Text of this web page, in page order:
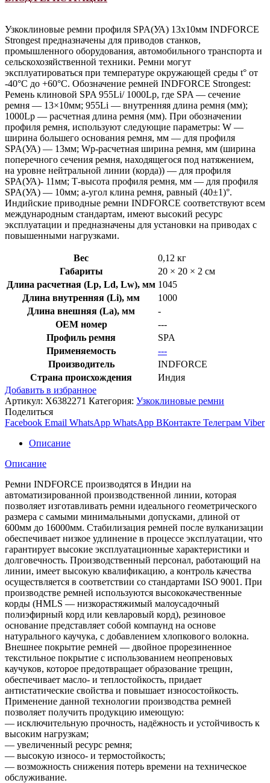
Узкоклиновые ремни профиля SPA(УА) 13х10мм INDFORCE
Strongest предназначены для приводов станков,
промышленного оборудования, автомобильного транспорта и
сельскохозяйственной техники. Ремни могут
эксплуатироваться при температуре окружающей среды t° от
-40°С до +60°С. Обозначение ремней INDFORCE Strongest:
Ремень клиновой SPA 955Li/ 1000Lp, где SPA — сечение
ремня — 13×10мм; 955Li — внутренняя длина ремня (мм);
1000Lp — расчетная длина ремня (мм). При обозначении
профиля ремня, используют следующие параметры: W —
ширина большего основания ремня, мм — для профиля
SPA(УА) — 13мм; Wp-расчетная ширина ремня, мм (ширина
поперечного сечения ремня, находящегося под натяжением,
на уровне нейтральной линии (корда)) — для профиля
SPA(УА)- 11мм; Т-высота профиля ремня, мм — для профиля
SPA(УА) — 10мм; a-угол клина ремня, равный (40±1)°.
Индийские приводные ремни INDFORCE соответствуют всем
международным стандартам, имеют высокий ресурс
эксплуатации и предназначены для установки на приводах с
повышенными нагрузками.
Вес
0,12 кг
Габариты
20 × 20 × 2 см
Длина расчетная (Lp, Ld, Lw), мм 1045
Длина внутренняя (Li), мм
1000
Длина внешняя (La), мм
-
OEM номер
---
Профиль ремня
SPA
Применяемость
---
Производитель
INDFORCE
Страна происхождения
Индия
Добавить в избранное
Артикул: X6382271 Категория: Узкоклиновые ремни
Поделиться
Facebook Email WhatsApp WhatsApp ВКонтакте Телеграм Viber
Описание
Описание
Ремни INDFORCE производятся в Индии на
автоматизированной производственной линии, которая
позволяет изготавливать ремни идеального геометрического
размера с самыми минимальными допусками, длиной от
600мм до 16000мм. Стабилизация ремней после вулканизации
обеспечивает низкое удлинение в процессе эксплуатации, что
гарантирует высокие эксплуатационные характеристики и
долговечность. Производственный персонал, работающий на
линии, имеет высокую квалификацию, а контроль качества
осуществляется в соответствии со стандартами ISO 9001. При
производстве ремней используются высококачественные
корды (HMLS — низкорастяжимый малоусадочный
полиэфирный корд или кевларовый корд), резиновое
основание представляет собой компаунд на основе
натурального каучука, с добавлением хлопкового волокна.
Внешнее покрытие ремней — двойное прорезиненное
текстильное покрытие с использованием неопреновых
каучуков, которое предотвращает образование трещин,
обеспечивает масло- и теплостойкость, придает
антистатические свойства и повышает износостойкость.
Применение данной технологии производства ремней
позволяет получить продукцию имеющую:
— исключительную прочность, надёжность и устойчивость к
высоким нагрузкам;
— увеличенный ресурс ремня;
— высокую износо- и термостойкость;
— возможность снижения потерь времени на техническое
обслуживание.